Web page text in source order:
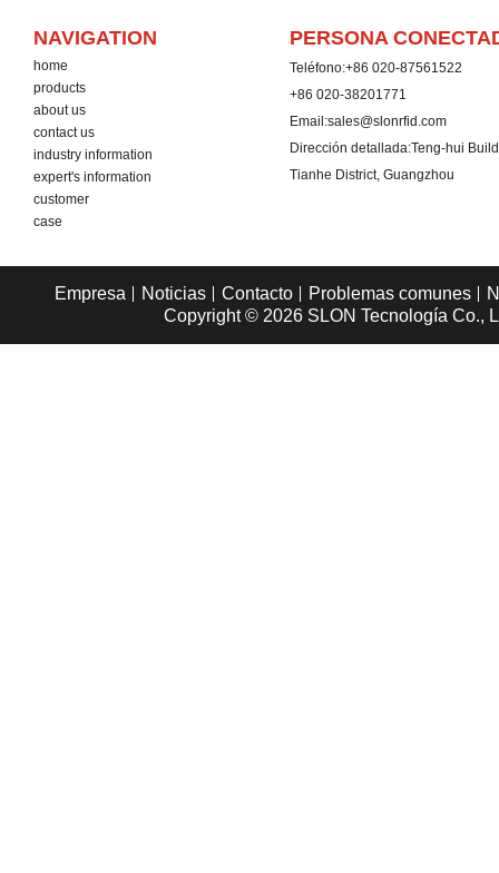
NAVIGATION
home
products
about us
contact us
industry information
expert's information
customer
case
PERSONA
Teléfono:+86 020-87561522
+86 020-38201771
Email:sales@slonrfid.com
Dirección detallada:Teng-hui
Tianhe District, Guangzhou
Empresa Noticias Contacto Problemas comunes
Copyright © 2026 SLON Tecnología Co.,